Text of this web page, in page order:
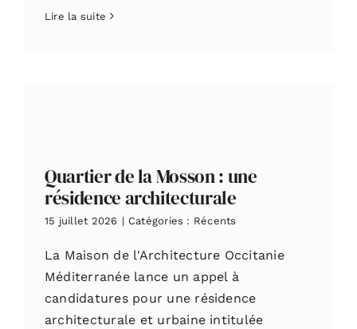
Lire la suite
Quartier de la Mosson : une
résidence architecturale
15 juillet 2026 | Catégories : Récents
La Maison de l'Architecture Occitanie
Méditerranée lance un appel à
candidatures pour une résidence
architecturale et urbaine intitulée